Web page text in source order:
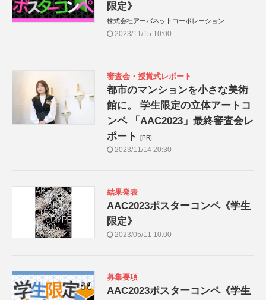
限定》
株式会社アーバネットコーポレーション
2023/11/15 10:00
審査会・授賞式レポート
都市のマンションを小さな美術
館に。 学生限定の立体アートコ
ンペ 「AAC2023」最終審査会レ
ポート
[PR]
2023/11/14 20:30
結果発表
AAC2023ポスターコンペ《学生
限定》
2023/05/11 10:00
募集要項
AAC2023ポスターコンペ《学生